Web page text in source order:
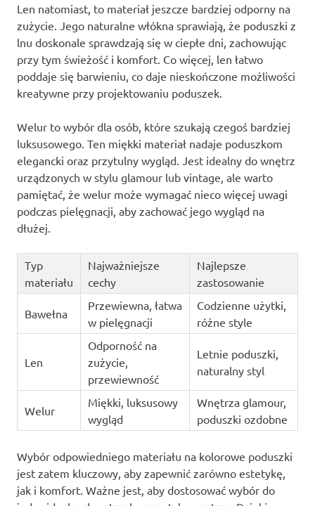
Len natomiast, to materiał jeszcze bardziej odporny na
zużycie. Jego naturalne włókna sprawiają, że poduszki z
lnu doskonale sprawdzają się w ciepłe dni, zachowując
przy tym świeżość i komfort. Co więcej, len łatwo
poddaje się barwieniu, co daje nieskończone możliwości
kreatywne przy projektowaniu poduszek.
Welur to wybór dla osób, które szukają czegoś bardziej
luksusowego. Ten miękki materiał nadaje poduszkom
elegancki oraz przytulny wygląd. Jest idealny do wnętrz
urządzonych w stylu glamour lub vintage, ale warto
pamiętać, że welur może wymagać nieco więcej uwagi
podczas pielęgnacji, aby zachować jego wygląd na
dłużej.
Typ
materiału
Najważniejsze
cechy
Najlepsze
zastosowanie
Bawełna
Przewiewna, łatwa
w pielęgnacji
Codzienne użytki,
różne style
Len
Odporność na
zużycie,
przewiewność
Letnie poduszki,
naturalny styl
Welur
Miękki, luksusowy
wygląd
Wnętrza glamour,
poduszki ozdobne
Wybór odpowiedniego materiału na kolorowe poduszki
jest zatem kluczowy, aby zapewnić zarówno estetykę,
jak i komfort. Ważne jest, aby dostosować wybór do